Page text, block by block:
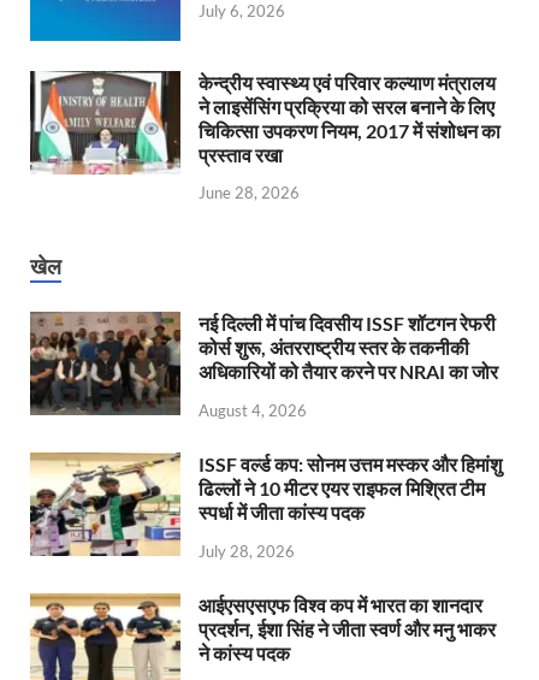
July 6, 2026
केन्‍द्रीय स्वास्थ्य एवं परिवार कल्याण मंत्रालय
ने लाइसेंसिंग प्रक्रिया को सरल बनाने के लिए
चिकित्सा उपकरण नियम, 2017 में संशोधन का
प्रस्ताव रखा
June 28, 2026
खेल
नई दिल्ली में पांच दिवसीय ISSF शॉटगन रेफरी
कोर्स शुरू, अंतरराष्ट्रीय स्तर के तकनीकी
अधिकारियों को तैयार करने पर NRAI का जोर
August 4, 2026
ISSF वर्ल्ड कप: सोनम उत्तम मस्कर और हिमांशु
ढिल्लों ने 10 मीटर एयर राइफल मिश्रित टीम
स्पर्धा में जीता कांस्य पदक
July 28, 2026
आईएसएसएफ विश्व कप में भारत का शानदार
प्रदर्शन, ईशा सिंह ने जीता स्वर्ण और मनु भाकर
ने कांस्य पदक